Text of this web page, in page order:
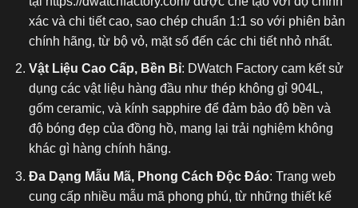
xác và chi tiết cao, sao chép chuẩn 1:1 so với phiên bản
chính hãng, từ bộ vỏ, mặt số đến các chi tiết nhỏ nhất.
Vật Liệu Cao Cấp, Bền Bỉ: DWatch Factory cam kết sử
dụng các vật liệu hàng đầu như thép không gỉ 904L,
gốm ceramic, và kính sapphire để đảm bảo độ bền và
độ bóng đẹp của đồng hồ, mang lại trải nghiệm không
khác gì hàng chính hãng.
Đa Dạng Mẫu Mã, Phong Cách Độc Đáo: Trang web
cung cấp nhiều mẫu mã phong phú, từ những thiết kế